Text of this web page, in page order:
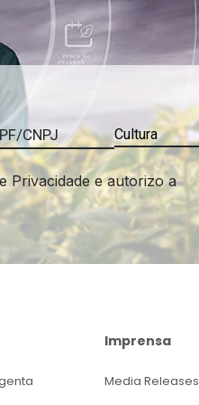
Privacidade e autorizo a
Imprensa
Media Releases